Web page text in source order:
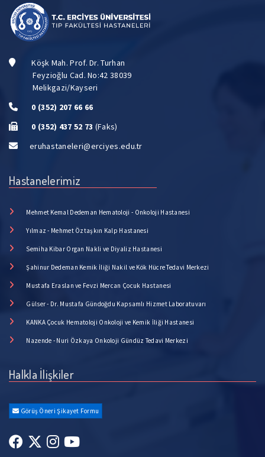
Köşk Mah. Prof. Dr. Turhan
Feyzioğlu Cad. No:42 38039
Melikgazi/Kayseri
0 (352) 207 66 66
0 (352) 437 52 73 (Faks)
eruhastaneleri@erciyes.edu.tr
Hastanelerimiz
Mehmet Kemal Dedeman Hematoloji - Onkoloji Hastanesi
Yılmaz - Mehmet Öztaşkın Kalp Hastanesi
Semiha Kibar Organ Nakli ve Diyaliz Hastanesi
Şahinur Dedeman Kemik İliği Nakil ve Kök Hücre Tedavi Merkezi
Mustafa Eraslan ve Fevzi Mercan Çocuk Hastanesi
Gülser - Dr. Mustafa Gündoğdu Kapsamlı Hizmet Laboratuvarı
KANKA Çocuk Hematoloji Onkoloji ve Kemik İliği Hastanesi
Nazende - Nuri Özkaya Onkoloji Gündüz Tedavi Merkezi
Halkla İlişkiler
Görüş Öneri Şikayet Formu